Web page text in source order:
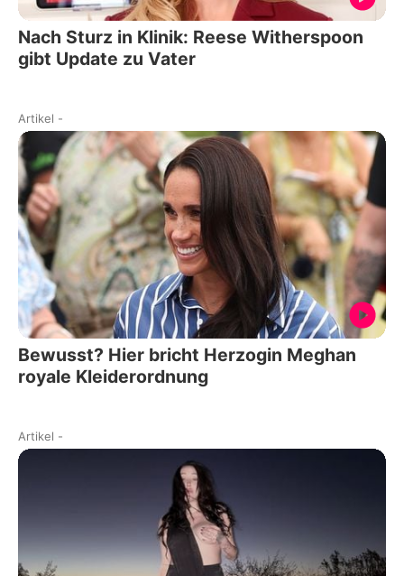
Nach Sturz in Klinik: Reese Witherspoon
gibt Update zu Vater
Artikel -
Bewusst? Hier bricht Herzogin Meghan
royale Kleiderordnung
Artikel -